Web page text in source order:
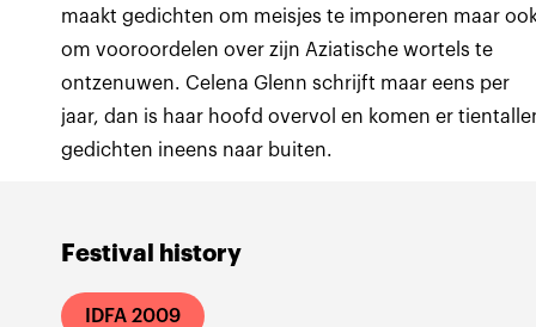
Festival history
IDFA 2009
maakt gedichten om meisjes te imponeren maar
om vooroordelen over zijn Aziatische wortels te
ontzenuwen. Celena Glenn schrijft maar eens per
jaar, dan is haar hoofd overvol en komen er
gedichten ineens naar buiten.